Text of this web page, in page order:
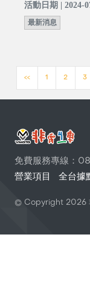
活動日期 | 2024-
最新消息
<< 1 2 3
免費服務專線：
營業項目
全台據
© Copyright 2026